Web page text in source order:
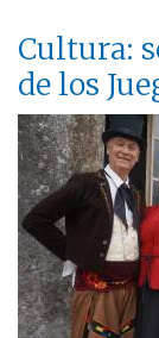
Cultura:
de los